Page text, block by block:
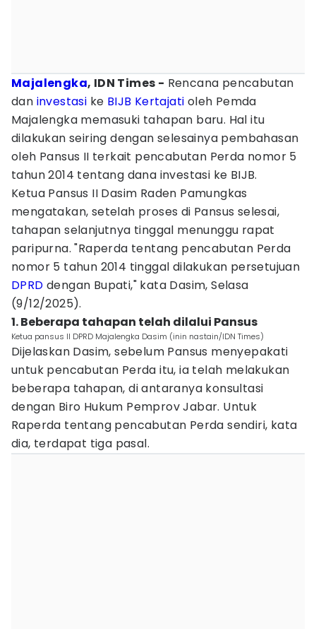
Majalengka, IDN Times - Rencana pencabutan
dan investasi ke BIJB Kertajati oleh Pemda
Majalengka memasuki tahapan baru. Hal itu
dilakukan seiring dengan selesainya pembahasan
oleh Pansus II terkait pencabutan Perda nomor 5
tahun 2014 tentang dana investasi ke BIJB.
Ketua Pansus II Dasim Raden Pamungkas
mengatakan, setelah proses di Pansus selesai,
tahapan selanjutnya tinggal menunggu rapat
paripurna. "Raperda tentang pencabutan Perda
nomor 5 tahun 2014 tinggal dilakukan persetujuan
DPRD dengan Bupati," kata Dasim, Selasa
(9/12/2025).
1. Beberapa tahapan telah dilalui Pansus
Ketua pansus II DPRD Majalengka Dasim (inin nastain/IDN Times)
Dijelaskan Dasim, sebelum Pansus menyepakati
untuk pencabutan Perda itu, ia telah melakukan
beberapa tahapan, di antaranya konsultasi
dengan Biro Hukum Pemprov Jabar. Untuk
Raperda tentang pencabutan Perda sendiri, kata
dia, terdapat tiga pasal.